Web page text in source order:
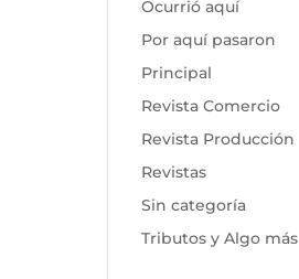
Ocurrió aquí
Por aquí pasaron
Principal
Revista Comercio
Revista Producción
Revistas
Sin categoría
Tributos y Algo más